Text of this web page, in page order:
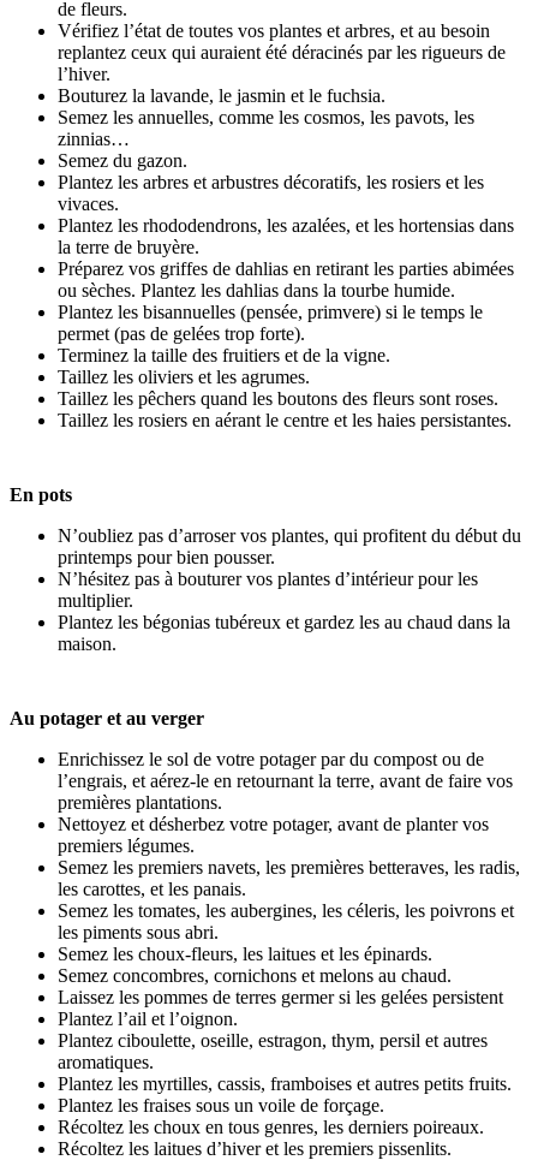
de fleurs.
Vérifiez l’état de toutes vos plantes et arbres, et au besoin
replantez ceux qui auraient été déracinés par les rigueurs de
l’hiver.
Bouturez la lavande, le jasmin et le fuchsia.
Semez les annuelles, comme les cosmos, les pavots, les
zinnias…
Semez du gazon.
Plantez les arbres et arbustres décoratifs, les rosiers et les
vivaces.
Plantez les rhododendrons, les azalées, et les hortensias dans
la terre de bruyère.
Préparez vos griffes de dahlias en retirant les parties abimées
ou sèches. Plantez les dahlias dans la tourbe humide.
Plantez les bisannuelles (pensée, primvere) si le temps le
permet (pas de gelées trop forte).
Terminez la taille des fruitiers et de la vigne.
Taillez les oliviers et les agrumes.
Taillez les pêchers quand les boutons des fleurs sont roses.
Taillez les rosiers en aérant le centre et les haies persistantes.
En pots
N’oubliez pas d’arroser vos plantes, qui profitent du début du
printemps pour bien pousser.
N’hésitez pas à bouturer vos plantes d’intérieur pour les
multiplier.
Plantez les bégonias tubéreux et gardez les au chaud dans la
maison.
Au potager et au verger
Enrichissez le sol de votre potager par du compost ou de
l’engrais, et aérez-le en retournant la terre, avant de faire vos
premières plantations.
Nettoyez et désherbez votre potager, avant de planter vos
premiers légumes.
Semez les premiers navets, les premières betteraves, les radis,
les carottes, et les panais.
Semez les tomates, les aubergines, les céleris, les poivrons et
les piments sous abri.
Semez les choux-fleurs, les laitues et les épinards.
Semez concombres, cornichons et melons au chaud.
Laissez les pommes de terres germer si les gelées persistent
Plantez l’ail et l’oignon.
Plantez ciboulette, oseille, estragon, thym, persil et autres
aromatiques.
Plantez les myrtilles, cassis, framboises et autres petits fruits.
Plantez les fraises sous un voile de forçage.
Récoltez les choux en tous genres, les derniers poireaux.
Récoltez les laitues d’hiver et les premiers pissenlits.